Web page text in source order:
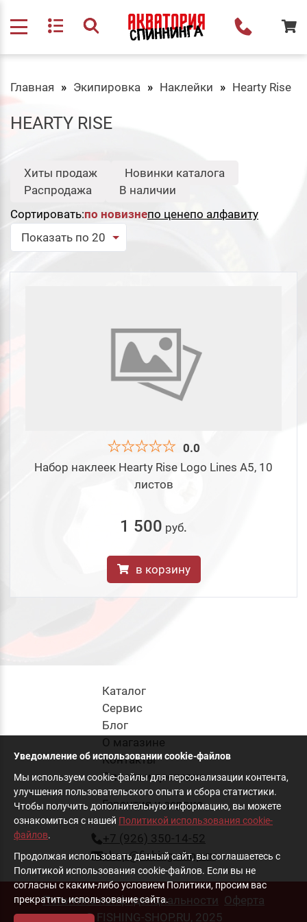
Главная Экипировка Наклейки Hearty Rise
HEARTY RISE
Хиты продаж
Новинки каталога
Распродажа
В наличии
Сортировать:по новизнепо ценепо алфавиту
Показать по 20
0.0
Набор наклеек Hearty Rise Logo Lines А5, 10
листов
1 500 руб.
в корзину
Каталог
Cервис
Блог
О магазине
Контакты
Оплата и доставка
Гарантия и сервис
+7 (926) 350-14-52
shop@fishing-shop.ru
Политика конфиденциальности Оферта
© FISHING-SHOP.RU, 2025
Уведомление об использовании cookie-файлов
Мы используем cookie-файлы для персонализации контента,
улучшения пользовательского опыта и сбора статистики.
Чтобы получить дополнительную информацию, вы можете
ознакомиться с нашей Политикой использования cookie-
файлов.
Продолжая использовать данный сайт, вы соглашаетесь с
Политикой использования cookie-файлов. Если вы не
согласны с каким-либо условием Политики, просим вас
прекратить использование сайта.